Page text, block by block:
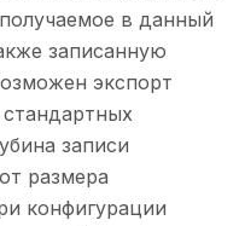
в данный
записанную
экспорт
записи
размера
конфигурации